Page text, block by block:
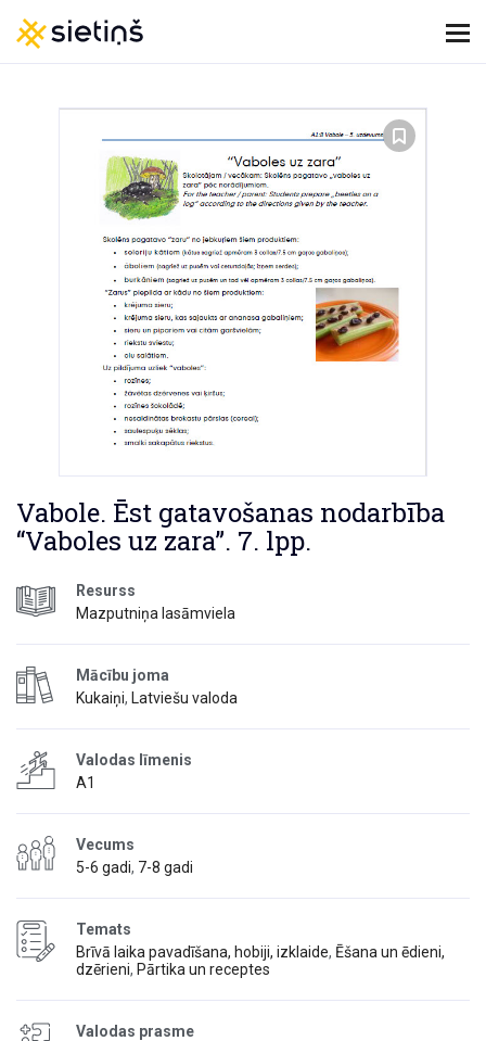
Vabole. Ēst gatavošanas nodarbība
“Vaboles uz zara”. 7. lpp.
Resurss
Mazputniņa lasāmviela
Mācību joma
Kukaiņi, Latviešu valoda
Valodas līmenis
A1
Vecums
5-6 gadi, 7-8 gadi
Temats
Brīvā laika pavadīšana, hobiji, izklaide, Ēšana un ēdieni,
dzērieni, Pārtika un receptes
Valodas prasme